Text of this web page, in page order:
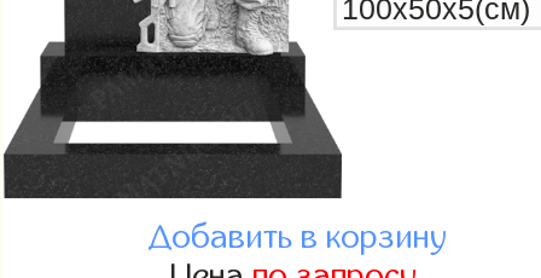
Добавить в корзину